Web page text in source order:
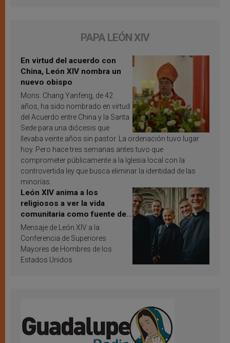
PAPA LEÓN XIV
En virtud del acuerdo con
China, León XIV nombra un
nuevo obispo
Mons. Chang Yanfeng, de 42
años, ha sido nombrado en virtud
del Acuerdo entre China y la Santa
Sede para una diócesis que
llevaba veinte años sin pastor. La ordenación tuvo lugar
hoy. Pero hace tres semanas antes tuvo que
comprometer públicamente a la Iglesia local con la
controvertida ley que busca eliminar la identidad de las
minorías.
León XIV anima a los
religiosos a ver la vida
comunitaria como fuente de
inspiración y santificación
Mensaje de León XIV a la
Conferencia de Superiores
Mayores de Hombres de los
Estados Unidos